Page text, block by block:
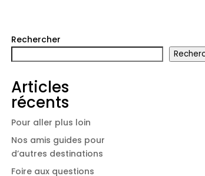
Rechercher
Articles
récents
Pour aller plus loin
Nos amis guides pour
d’autres destinations
Foire aux questions